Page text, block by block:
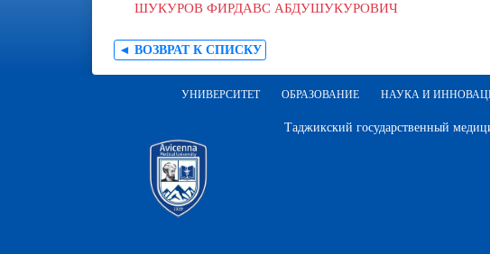
ШУКУРОВ ФИРДАВС АБДУШУКУРОВИЧ
◄ ВОЗВРАТ К СПИСКУ
УНИВЕРСИТЕТ ОБРАЗОВАНИЕ НАУКА И
Таджикский государственный